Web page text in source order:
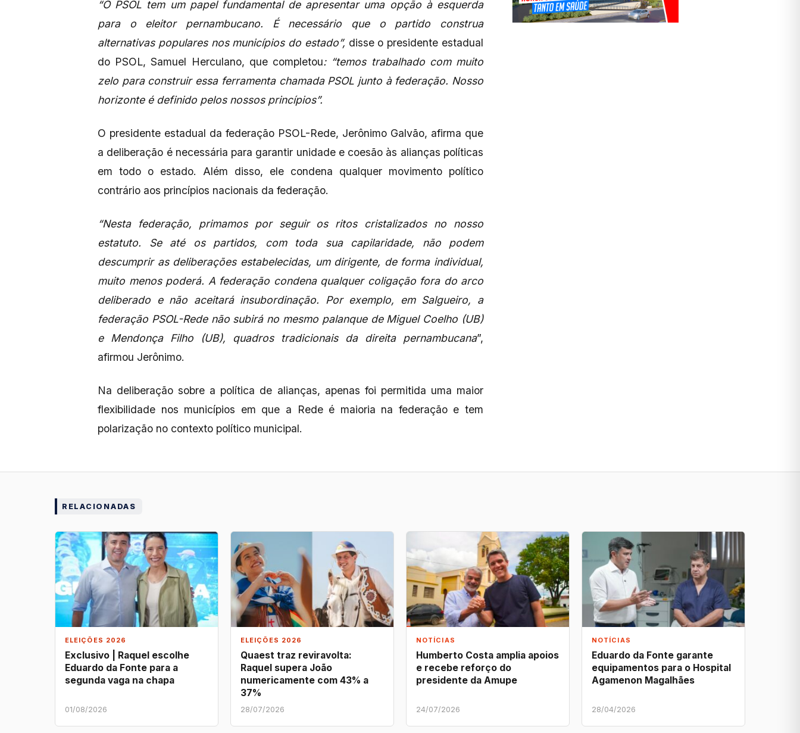
“O PSOL tem um papel fundamental de apresentar uma opção à esquerda
para o eleitor pernambucano. É necessário que o partido construa
alternativas populares nos municípios do estado”, disse o presidente estadual
do PSOL, Samuel Herculano, que completou: “temos trabalhado com muito
zelo para construir essa ferramenta chamada PSOL junto à federação. Nosso
horizonte é definido pelos nossos princípios”.
O presidente estadual da federação PSOL-Rede, Jerônimo Galvão, afirma que
a deliberação é necessária para garantir unidade e coesão às alianças políticas
em todo o estado. Além disso, ele condena qualquer movimento político
contrário aos princípios nacionais da federação.
“Nesta federação, primamos por seguir os ritos cristalizados no nosso
estatuto. Se até os partidos, com toda sua capilaridade, não podem
descumprir as deliberações estabelecidas, um dirigente, de forma individual,
muito menos poderá. A federação condena qualquer coligação fora do arco
deliberado e não aceitará insubordinação. Por exemplo, em Salgueiro, a
federação PSOL-Rede não subirá no mesmo palanque de Miguel Coelho (UB)
e Mendonça Filho (UB), quadros tradicionais da direita pernambucana”,
afirmou Jerônimo.
Na deliberação sobre a política de alianças, apenas foi permitida uma maior
flexibilidade nos municípios em que a Rede é maioria na federação e tem
polarização no contexto político municipal.
RELACIONADAS
ELEIÇÕES 2026
Exclusivo | Raquel escolhe
Eduardo da Fonte para a
segunda vaga na chapa
01/08/2026
ELEIÇÕES 2026
Quaest traz reviravolta:
Raquel supera João
numericamente com 43% a
37%
28/07/2026
NOTÍCIAS
Humberto Costa amplia apoios
e recebe reforço do
presidente da Amupe
24/07/2026
NOTÍCIAS
Eduardo da Fonte garante
equipamentos para o Hospital
Agamenon Magalhães
28/04/2026